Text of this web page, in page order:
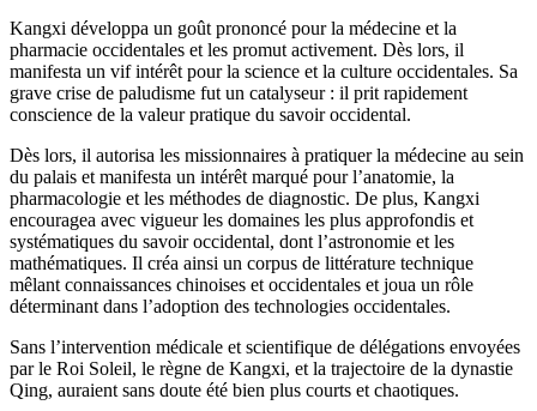
Kangxi développa un goût prononcé pour la médecine et la
pharmacie occidentales et les promut activement. Dès lors, il
manifesta un vif intérêt pour la science et la culture occidentales. Sa
grave crise de paludisme fut un catalyseur : il prit rapidement
conscience de la valeur pratique du savoir occidental.
Dès lors, il autorisa les missionnaires à pratiquer la médecine au sein
du palais et manifesta un intérêt marqué pour l’anatomie, la
pharmacologie et les méthodes de diagnostic. De plus, Kangxi
encouragea avec vigueur les domaines les plus approfondis et
systématiques du savoir occidental, dont l’astronomie et les
mathématiques. Il créa ainsi un corpus de littérature technique
mêlant connaissances chinoises et occidentales et joua un rôle
déterminant dans l’adoption des technologies occidentales.
Sans l’intervention médicale et scientifique de délégations envoyées
par le Roi Soleil, le règne de Kangxi, et la trajectoire de la dynastie
Qing, auraient sans doute été bien plus courts et chaotiques.